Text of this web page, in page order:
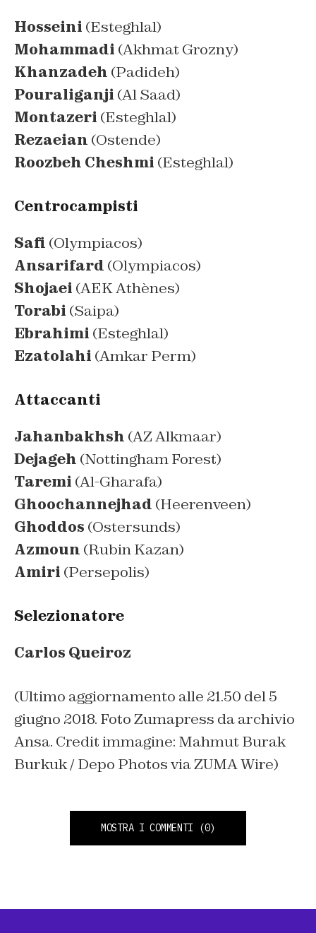
Hosseini (Esteghlal)
Mohammadi (Akhmat Grozny)
Khanzadeh (Padideh)
Pouraliganji (Al Saad)
Montazeri (Esteghlal)
Rezaeian (Ostende)
Roozbeh Cheshmi (Esteghlal)
Centrocampisti
Safi (Olympiacos)
Ansarifard (Olympiacos)
Shojaei (AEK Athènes)
Torabi (Saipa)
Ebrahimi (Esteghlal)
Ezatolahi (Amkar Perm)
Attaccanti
Jahanbakhsh (AZ Alkmaar)
Dejageh (Nottingham Forest)
Taremi (Al-Gharafa)
Ghoochannejhad (Heerenveen)
Ghoddos (Ostersunds)
Azmoun (Rubin Kazan)
Amiri (Persepolis)
Selezionatore
Carlos Queiroz
(Ultimo aggiornamento alle 21.50 del 5
giugno 2018. Foto Zumapress da archivio
Ansa. Credit immagine: Mahmut Burak
Burkuk / Depo Photos via ZUMA Wire)
MOSTRA I COMMENTI (0)